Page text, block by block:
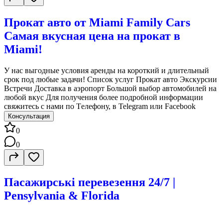
Прокат авто от Miami Family Cars
Самая вкусная цена на прокат в
Miami!
У нас выгодные условия аренды на короткий и длительный
срок под любые задачи! Список услуг Прокат авто Экскурсии
Встречи Доставка в аэропорт Большой выбор автомобилей на
любой вкус Для получения более подробной информации
свяжитесь с нами по Tелефону, в Telegram или Facebook
Консультация
0
0
Пасажирські перевезення 24/7 |
Pensylvania & Florida